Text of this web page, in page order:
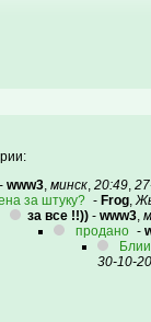
- www3, минск, 20:49,
за штуку? - Frog,
за все !!)) - www3,
продано -
30-10-